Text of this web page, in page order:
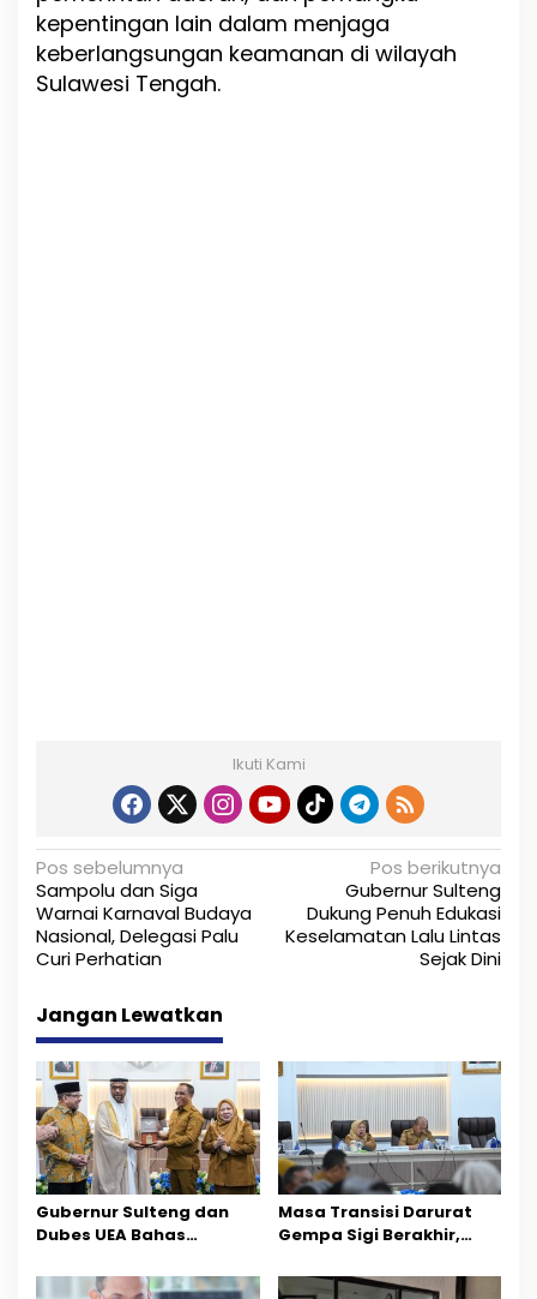
kepentingan lain dalam menjaga
keberlangsungan keamanan di wilayah
Sulawesi Tengah.
Ikuti Kami
N
a
v
i
g
a
s
i
p
o
s
Pos sebelumnya
Sampolu dan Siga
Warnai Karnaval Budaya
Nasional, Delegasi Palu
Curi Perhatian
Pos berikutnya
Gubernur Sulteng
Dukung Penuh Edukasi
Keselamatan Lalu Lintas
Sejak Dini
Jangan Lewatkan
Gubernur Sulteng dan
Dubes UEA Bahas
Sektor Jadi Prioritas
Masa Transisi Darurat
Gempa Sigi Berakhir,
Percepatan Pemulihan